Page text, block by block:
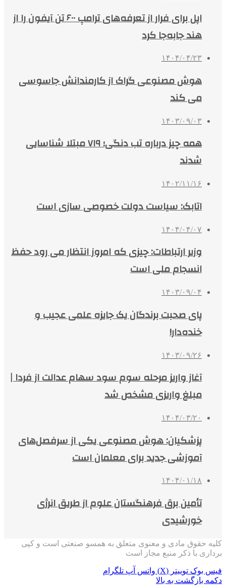
اپل برای فرار از تعرفه‌های ترامپ ۶۰۰ تن آیفون را از
هند جابه‌جا کرد
۱۴۰۴/۰۴/۲۳
هوش مصنوعی گراک از کارمندانش جاسوسی
می کند
۱۴۰۳/۰۹/۰۳
همه چیز درباره تب دنگی؛ ۷۱۹ مبتلا شناسایی
شدند
۱۴۰۲/۱۱/۱۶
اتابک: سیاست دولت خصوصی سازی است
۱۴۰۴/۰۴/۰۷
وزیر ارتباطات: چیزی که امروز انتظار می رود حفظ
انسجام ملی است
۱۴۰۳/۰۹/۰۴
پای صحبت برندگان یک جایزه علمی عجیب و
خنده‌دار!
۱۴۰۳/۰۹/۲۶
آغاز واریز مرحله سوم سود سهام عدالت از فردا |
مبلغ واریزی مشخص شد
۱۴۰۴/۰۳/۲۰
پزشکیان: هوش مصنوعی یکی از سرفصل‌های
آموزشی جدید برای معلمان است
۱۴۰۴/۰۱/۱۸
تأمین برق فرهنگستان علوم از طریق انرژی
خورشیدی
کلیه حقوق مادی و معنوی متعلق به همسو صنعتی است و کپی
برداری با ذکر منبع مجاز است
فیس بوک توییتر (X) واتس آپ تلگرام
دکمه بازگشت به بالا